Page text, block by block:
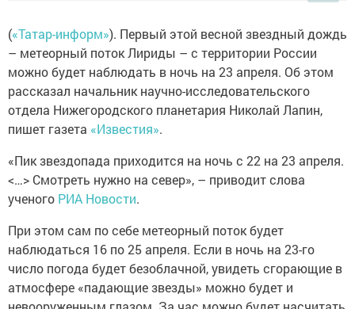
(«Татар-информ»). Первый этой весной звездный дождь
– метеорный поток Лириды – с территории России
можно будет наблюдать в ночь на 23 апреля. Об этом
рассказал начальник научно-исследовательского
отдела Нижегородского планетария Николай Лапин,
пишет газета «Известия».
«Пик звездопада приходится на ночь с 22 на 23 апреля.
<…> Смотреть нужно на север», – приводит слова
ученого РИА Новости.
При этом сам по себе метеорный поток будет
наблюдаться 16 по 25 апреля. Если в ночь на 23-го
число погода будет безоблачной, увидеть сгорающие в
атмосфере «падающие звезды» можно будет и